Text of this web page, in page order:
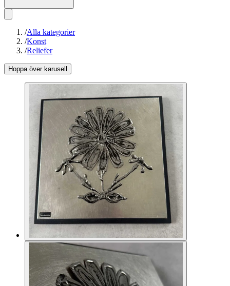
/Alla kategorier
/Konst
/Reliefer
Hoppa över karusell